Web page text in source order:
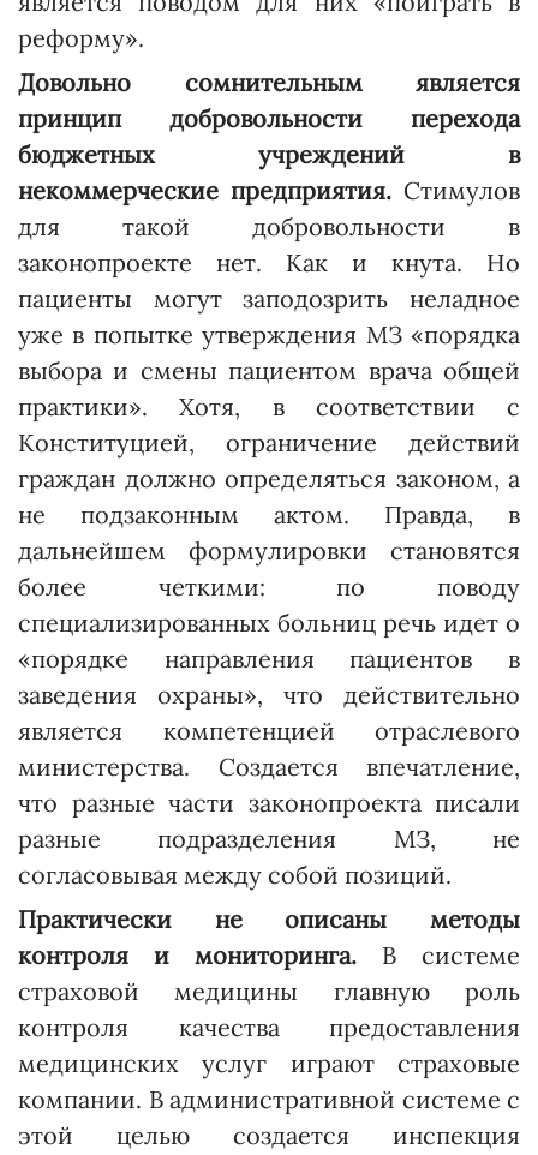
реформу».
Довольно сомнительным является
принцип добровольности перехода
бюджетных учреждений в
некоммерческие предприятия. Стимулов
для такой добровольности в
законопроекте нет. Как и кнута. Но
пациенты могут заподозрить неладное
уже в попытке утверждения МЗ «порядка
выбора и смены пациентом врача общей
практики». Хотя, в соответствии с
Конституцией, ограничение действий
граждан должно определяться законом, а
не подзаконным актом. Правда, в
дальнейшем формулировки становятся
более четкими: по поводу
специализированных больниц речь идет о
«порядке направления пациентов в
заведения охраны», что действительно
является компетенцией отраслевого
министерства. Создается впечатление,
что разные части законопроекта писали
разные подразделения МЗ, не
согласовывая между собой позиций.
Практически не описаны методы
контроля и мониторинга. В системе
страховой медицины главную роль
контроля качества предоставления
медицинских услуг играют страховые
компании. В административной системе с
этой целью создается инспекция